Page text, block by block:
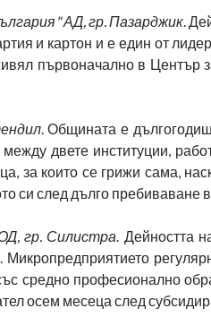
АД, гр. Пазарджик.
и картон и е един от
първоначално в Център
. Общината е
между двете институции,
за които се грижи сама,
си след дълго пребиваване
гр. Силистра. Дейността
Микропредприятието
средно професионално
осем месеца след